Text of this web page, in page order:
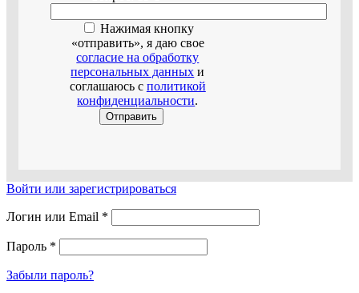
Нажимая кнопку
«отправить», я даю свое
согласие на обработку
персональных данных и
соглашаюсь с политикой
конфиденциальности.
Войти или зарегистрироваться
Логин или Email *
Пароль *
Забыли пароль?